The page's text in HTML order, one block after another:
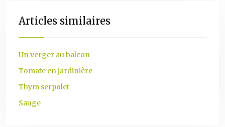
Articles similaires
Un verger au balcon
Tomate en jardinière
Thym serpolet
Sauge